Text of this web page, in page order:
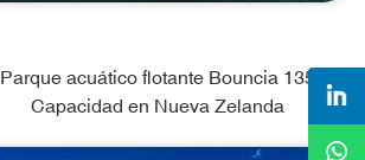
Parque acuático flotante Bouncia 135
Capacidad en Nueva Zelanda